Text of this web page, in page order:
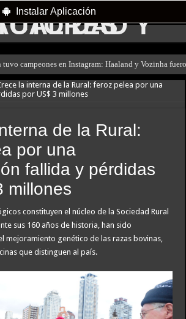
Instalar Aplicación
campeones en Instagram: Haaland y Vozinha
la interna de la Rural: feroz pelea por una
por US$ 3 millones
de la Rural:
por una
fallida y pérdidas
millones
constituyen el núcleo de la Sociedad Rural
sus 160 años de historia, han sido
mejoramiento genético de las razas bovinas,
que distinguen al país.